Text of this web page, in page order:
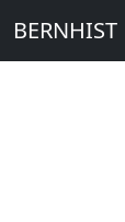
BERNHIST